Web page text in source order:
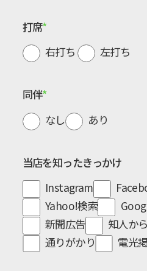
打席
右打ち
左打ち
同伴
なし
あり
当店を知ったきっかけ
Instagram
Yahoo!検索
新聞広告
知人か
通りがかり
電光